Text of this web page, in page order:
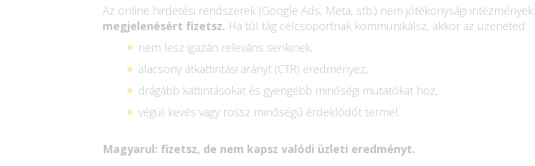
Az online hirdetési rendszerek (Google Ads, Meta, stb.) nem jótékonysági intézmények:
megjelenésért fizetsz. Ha túl tág célcsoportnak kommunikálsz, akkor az üzeneted:
nem lesz igazán releváns senkinek,
alacsony átkattintási arányt (CTR) eredményez,
drágább kattintásokat és gyengébb minőségi mutatókat hoz,
végül kevés vagy rossz minőségű érdeklődőt termel.
Magyarul: fizetsz, de nem kapsz valódi üzleti eredményt.